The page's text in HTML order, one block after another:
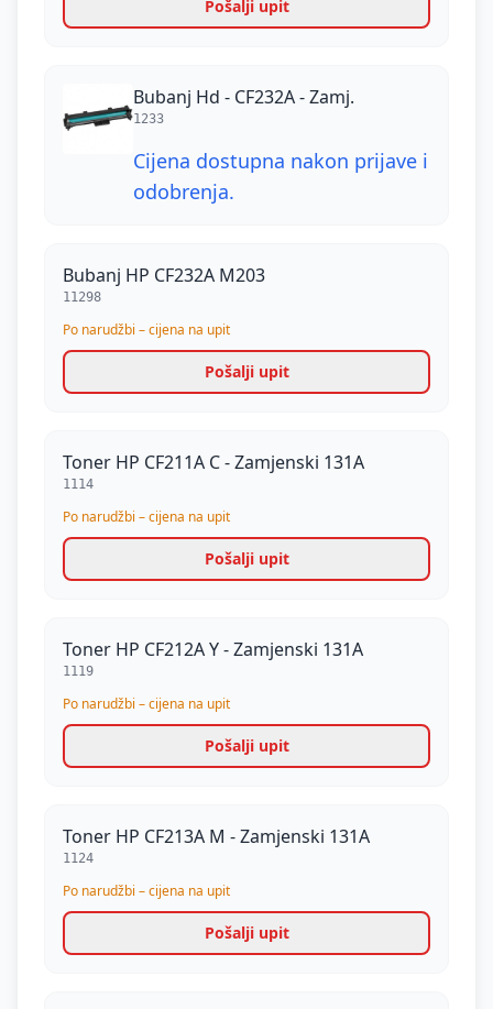
Pošalji upit
Bubanj Hd - CF232A - Zamj.
1233
Cijena dostupna nakon prijave i
odobrenja.
Bubanj HP CF232A M203
11298
Po narudžbi – cijena na upit
Pošalji upit
Toner HP CF211A C - Zamjenski 131A
1114
Po narudžbi – cijena na upit
Pošalji upit
Toner HP CF212A Y - Zamjenski 131A
1119
Po narudžbi – cijena na upit
Pošalji upit
Toner HP CF213A M - Zamjenski 131A
1124
Po narudžbi – cijena na upit
Pošalji upit